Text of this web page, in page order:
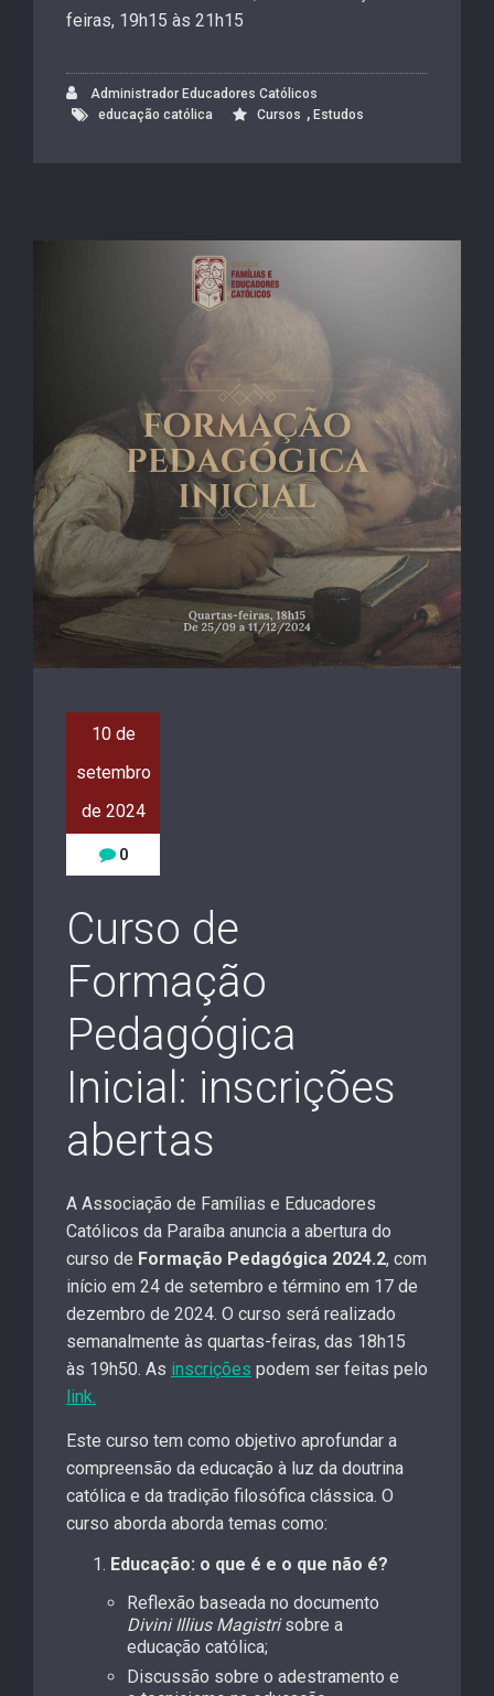
feiras, 19h15 às 21h15
Administrador Educadores Católicos
educação católica
Cursos , Estudos
10 de
setembro
de 2024
0
Curso de
Formação
Pedagógica
Inicial: inscrições
abertas
A Associação de Famílias e Educadores
Católicos da Paraíba anuncia a abertura do
curso de Formação Pedagógica 2024.2, com
início em 24 de setembro e término em 17 de
dezembro de 2024. O curso será realizado
semanalmente às quartas-feiras, das 18h15
às 19h50. As inscrições podem ser feitas pelo
link.
Este curso tem como objetivo aprofundar a
compreensão da educação à luz da doutrina
católica e da tradição filosófica clássica. O
curso aborda aborda temas como:
Educação: o que é e o que não é?
Reflexão baseada no documento
Divini Illius Magistrisobre a
educação católica;
Discussão sobre o adestramento e